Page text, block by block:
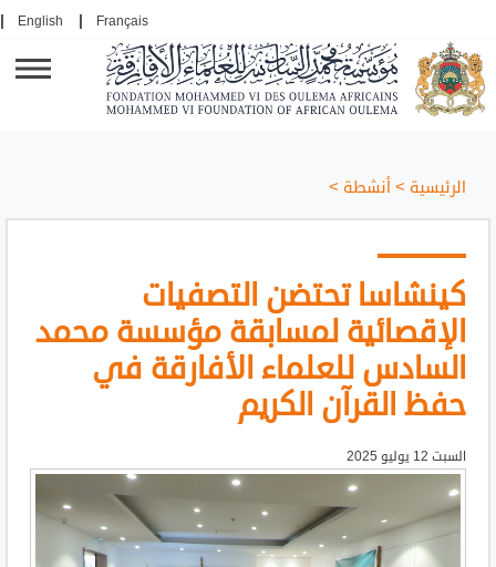
Français
English
الرئيسية >أنشطة >
كينشاسا تحتضن التصفيات
الإقصائية لمسابقة مؤسسة محمد
السادس للعلماء الأفارقة في
حفظ القرآن الكريم
السبت 12 يوليو 2025